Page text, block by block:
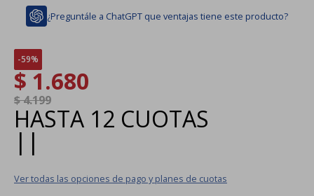
¿Preguntále a ChatGPT que ventajas tiene este producto?
59
$ 1.680
$4.199
HASTA 12 CUOTAS
| |
Ver todas las opciones de pago y planes de cuotas